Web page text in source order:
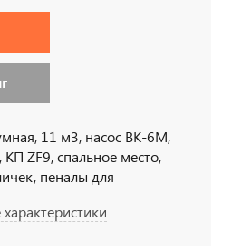
11 м3, насос ВК-6М,
КП ZF9, спальное место,
пеналы для
кабине по ДОПОГ,